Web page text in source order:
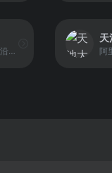
观猹（Watcha.cn）丨前沿科技爱好者聚集地
天